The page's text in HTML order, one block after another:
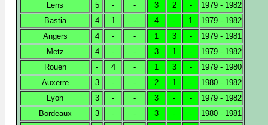
Lens
5 - - 3 2 -
1979 - 1982
Bastia
4 1 - 4 - 1
1979 - 1982
Angers
4 - - 1 3 -
1979 - 1981
Metz
4 - - 3 1 -
1979 - 1982
Rouen
- 4 - 1 3 -
1979 - 1980
Auxerre
3 - - 2 1 -
1980 - 1982
Lyon
3 - - 3 - -
1979 - 1982
Bordeaux
3 - - 3 - -
1980 - 1981